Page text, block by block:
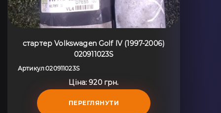
стартер Volkswagen Golf IV (1997-2006)
020911023S
Артикул:020911023S
Ціна: 920 грн.
ПЕРЕГЛЯНУТИ